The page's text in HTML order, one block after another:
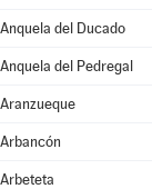
Anquela del Ducado
Anquela del Pedregal
Aranzueque
Arbancón
Arbeteta